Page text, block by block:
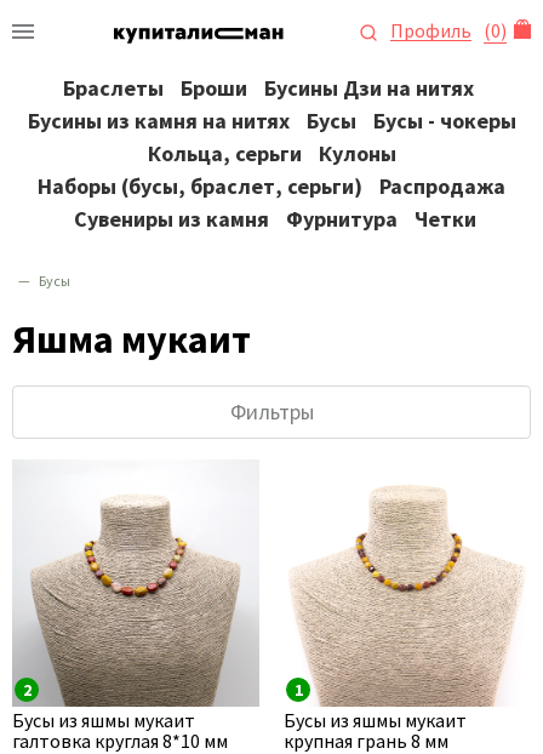
Профиль (0)
Браслеты Броши
Бусины Дзи на нитях
Бусины из камня на нитях
Бусы
Бусы - чокеры
Кольца, серьги
Кулоны
Наборы (бусы, браслет, серьги)
Распродажа
Сувениры из камня
Фурнитура Четки
Бусы
Яшма мукаит
Фильтры
2
Бусы из яшмы мукаит
галтовка круглая 8*10 мм
1
Бусы из яшмы мукаит
крупная грань 8 мм